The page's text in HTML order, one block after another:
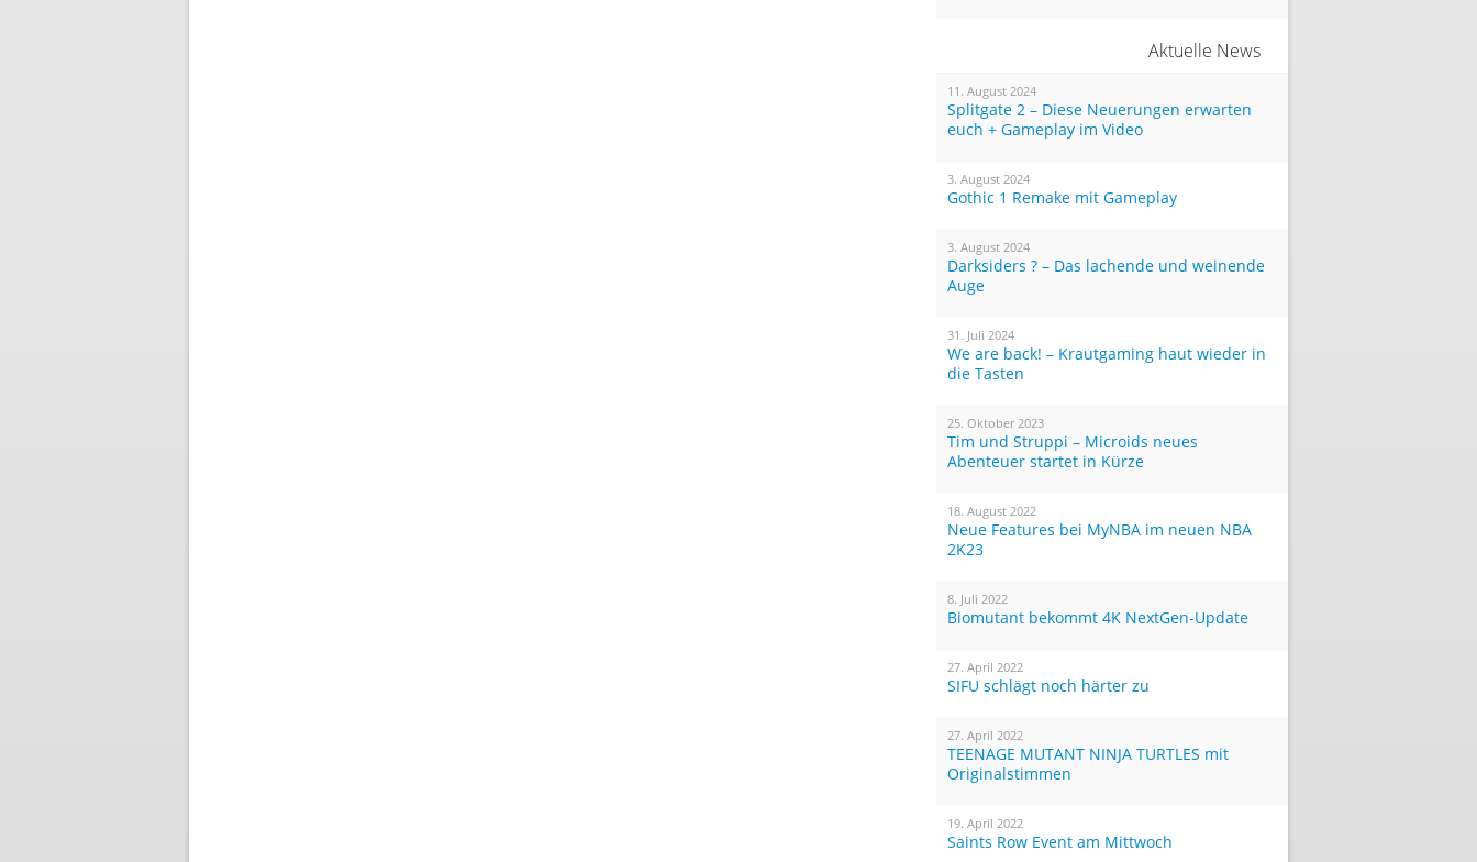
Aktuelle News
11. August 2024
Splitgate 2 – Diese Neuerungen erwarten
euch + Gameplay im Video
3. August 2024
Gothic 1 Remake mit Gameplay
3. August 2024
Darksiders ? – Das lachende und weinende
Auge
31. Juli 2024
We are back! – Krautgaming haut wieder in
die Tasten
25. Oktober 2023
Tim und Struppi – Microids neues
Abenteuer startet in Kürze
18. August 2022
Neue Features bei MyNBA im neuen NBA
2K23
8. Juli 2022
Biomutant bekommt 4K NextGen-Update
27. April 2022
SIFU schlägt noch härter zu
27. April 2022
TEENAGE MUTANT NINJA TURTLES mit
Originalstimmen
19. April 2022
Saints Row Event am Mittwoch